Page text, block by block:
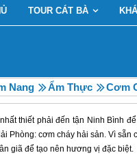
TOUR CÁT BÀ
Nang Ẩm Thực Cơm
thiết phải đến tận Ninh Bình
Phòng: cơm cháy hải sản. Vì
giã để tạo nên hương vị đặc biệt.